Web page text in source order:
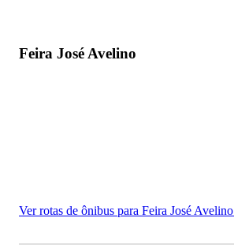
Feira José Avelino
Ver rotas de ônibus para Feira José Avelino